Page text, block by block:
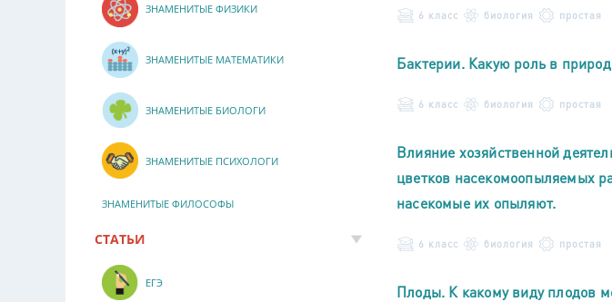
6 класс биология простая
Бактерии. Какую роль в
6 класс биология простая
Влияние хозяйственной
цветков насекомоопыляемых
насекомые их опыляют.
6 класс биология простая
Плоды. К какому виду плодов
ЗНАМЕНИТЫЕ ФИЗИКИ
ЗНАМЕНИТЫЕ МАТЕМАТИКИ
ЗНАМЕНИТЫЕ БИОЛОГИ
ЗНАМЕНИТЫЕ ПСИХОЛОГИ
ЗНАМЕНИТЫЕ ФИЛОСОФЫ
СТАТЬИ
ЕГЭ